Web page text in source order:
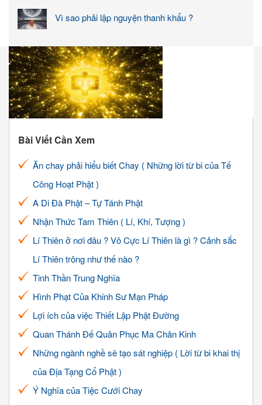
Vì sao phải lập nguyện thanh khẩu ?
Bài Viết Cần Xem
Ăn chay phải hiểu biết Chay ( Những lời từ bi của Tế
Công Hoạt Phật )
A Di Đà Phật – Tự Tánh Phật
Nhận Thức Tam Thiên ( Lí, Khí, Tượng )
Lí Thiên ở nơi đâu ? Vô Cực Lí Thiên là gì ? Cảnh sắc
Lí Thiên trông như thế nào ?
Tinh Thần Trung Nghĩa
Hình Phạt Của Khinh Sư Mạn Pháp
Lợi ích của việc Thiết Lập Phật Đường
Quan Thánh Đế Quân Phục Ma Chân Kinh
Những ngành nghề sẽ tạo sát nghiệp ( Lời từ bi khai thị
của Địa Tạng Cổ Phật )
Ý Nghĩa của Tiệc Cưới Chay